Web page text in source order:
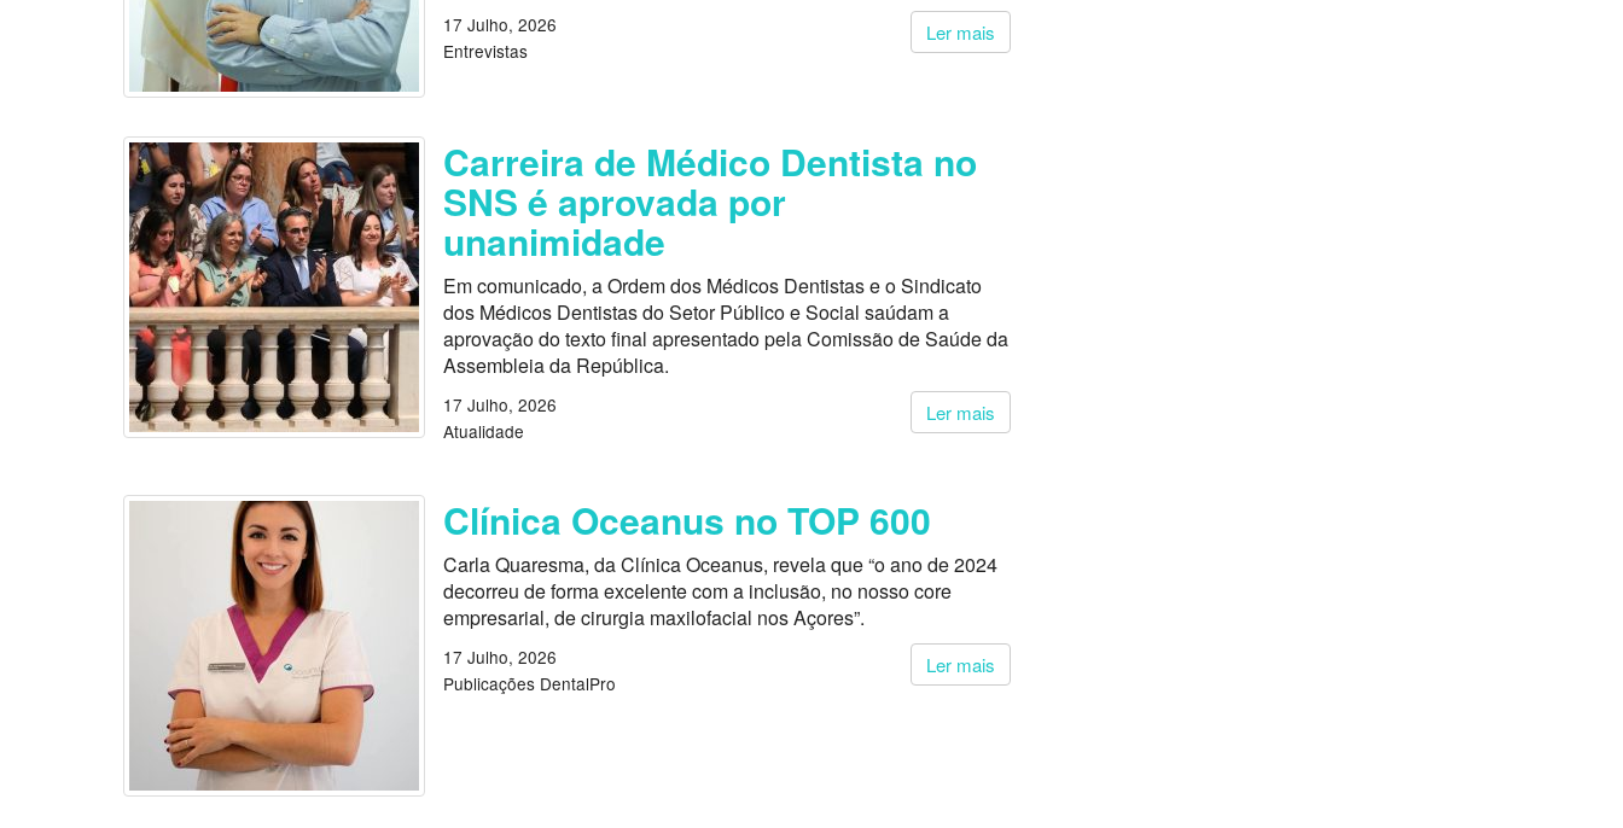
Ler mais
17 Julho, 2026
Entrevistas
Carreira de Médico Dentista no
SNS é aprovada por
unanimidade
Em comunicado, a Ordem dos Médicos Dentistas e o Sindicato
dos Médicos Dentistas do Setor Público e Social saúdam a
aprovação do texto final apresentado pela Comissão de Saúde da
Assembleia da República.
Ler mais
17 Julho, 2026
Atualidade
Clínica Oceanus no TOP 600
Carla Quaresma, da Clínica Oceanus, revela que “o ano de 2024
decorreu de forma excelente com a inclusão, no nosso core
empresarial, de cirurgia maxilofacial nos Açores”.
Ler mais
17 Julho, 2026
Publicações DentalPro